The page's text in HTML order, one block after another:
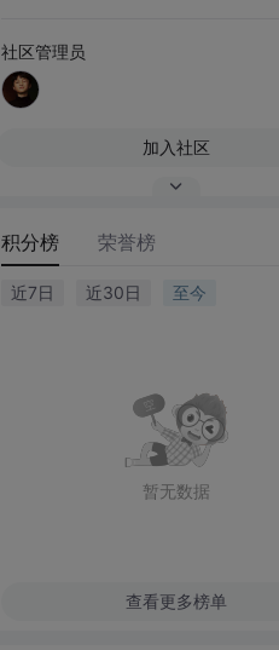
社区管理员
加入社区
积分榜 荣誉榜
近7日 近30日 至今
暂无数据
查看更多榜单